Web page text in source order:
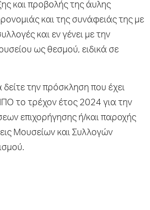
και προβολής της άυλης
και της συνάφειάς της με
και εν γένει με την
ως θεσμού, ειδικά σε
δείτε την πρόσκληση που έχει
το τρέχον έτος 2024 για την
επιχορήγησης ή/και παροχής
Μουσείων και Συλλογών